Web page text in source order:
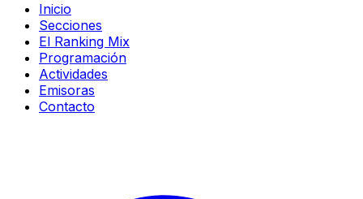
Inicio
Secciones
El Ranking Mix
Programación
Actividades
Emisoras
Contacto